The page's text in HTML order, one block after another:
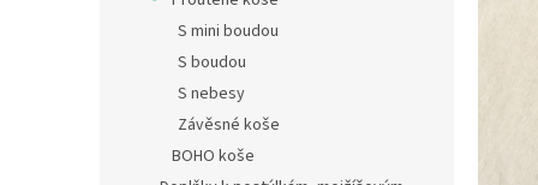
S mini boudou
S boudou
S nebesy
Závěsné koše
BOHO koše